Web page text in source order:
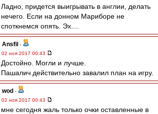
Ладно, придется выигрывать в англии, делать
нечего. Если на донном Мариборе не
споткнемся опять. Эх....
Ansfil -
02 ноя 2017 00:43
Достойно. Могли и лучше.
Пашалич действительно завалил план на игру.
wod -
02 ноя 2017 00:43
мне сегодня жаль только очки оставленные в